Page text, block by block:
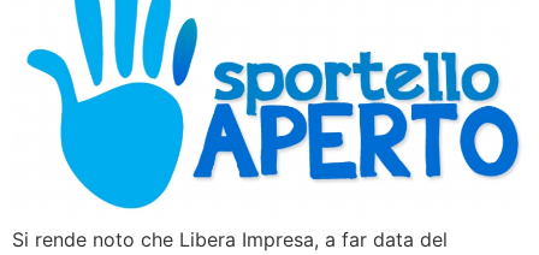
Si rende noto che Libera Impresa, a far data del